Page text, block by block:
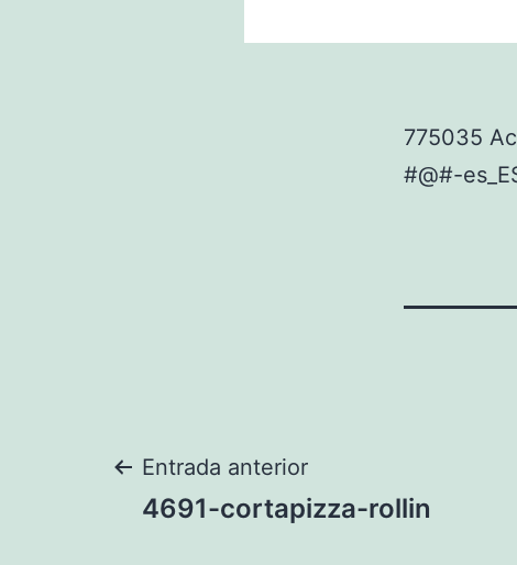
775035
#@#-
Navegación
Entrada anterior
4691-cortapizza-rollin